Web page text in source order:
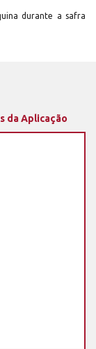
durante a safra
da Aplicação